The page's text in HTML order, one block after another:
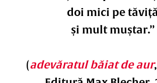
doi mici pe
și mult muștar.”
(adevăratul băiat de aur